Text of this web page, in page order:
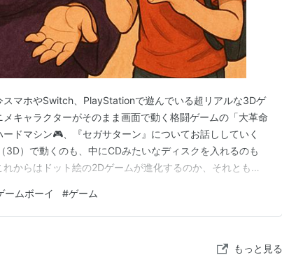
スマホやSwitch、PlayStationで遊んでいる超リアルな3Dゲ
キャラクターがそのまま画面で動く格闘ゲームの「大革命
ドマシン🎮、『セガサターン』についてお話ししていく
3D）で動くのも、中にCDみたいなディスクを入れるのも
からはドット絵の2Dゲームが進化するのか、それとも立
お兄ちゃんが、あの「指がちぎれるほどボタンを連打した
プして、今の…
ームボーイ #ゲーム
もっと見る